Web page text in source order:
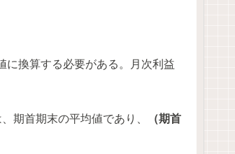
に換算する必要がある。月次利益
期首期末の平均値であり、
（期首